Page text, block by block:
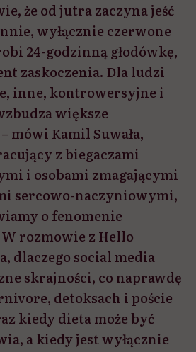
że od jutra zaczyna jeść
wyłącznie czerwone
24-godzinną głodówkę,
zaskoczenia. Dla ludzi
inne, kontrowersyjne i
większe
mówi Kamil Suwała,
z biegaczami
i osobami zmagającymi
sercowo-naczyniowymi,
o fenomenie
rozmowie z Hello
dlaczego social media
skrajności, co naprawdę
detoksach i poście
kiedy dieta może być
a kiedy jest wyłącznie